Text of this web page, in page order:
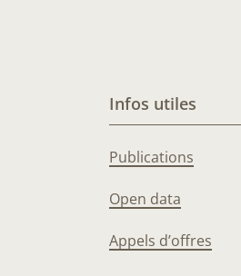
Infos utiles
Publications
Open data
Appels d’offres